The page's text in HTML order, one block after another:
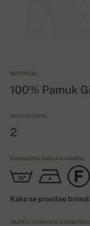
MATERIJAL
100% Pamuk
BROJ SLOJEVA
2
NAKNADNA NJEGA KAŠMIRA
Kako se pravilno
IMATE LI PITANJA O OVOM